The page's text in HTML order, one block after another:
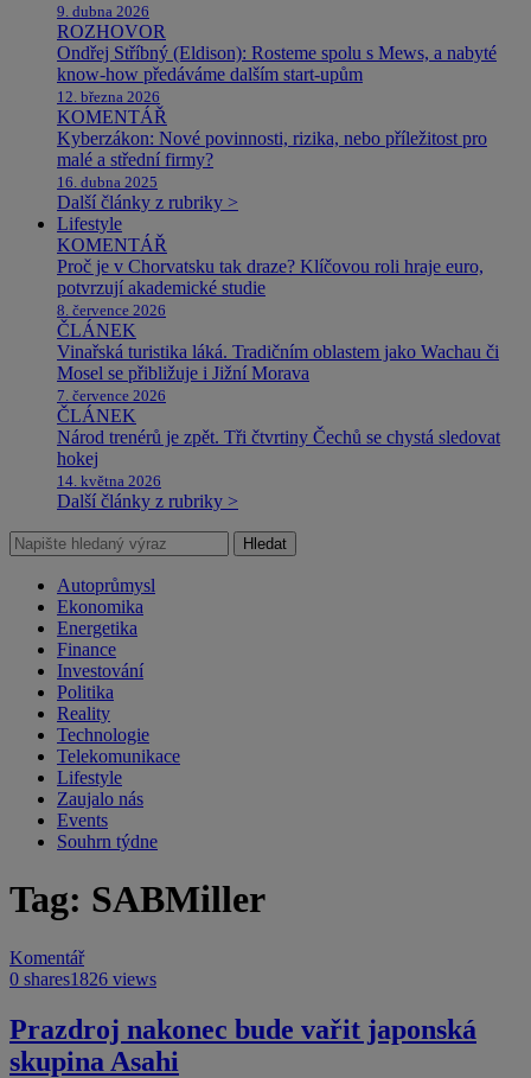
9. dubna 2026
ROZHOVOR
Ondřej Stříbný (Eldison): Rosteme spolu s Mews, a nabyté
know-how předáváme dalším start-upům
12. března 2026
KOMENTÁŘ
Kyberzákon: Nové povinnosti, rizika, nebo příležitost pro
malé a střední firmy?
16. dubna 2025
Další články z rubriky >
Lifestyle
KOMENTÁŘ
Proč je v Chorvatsku tak draze? Klíčovou roli hraje euro,
potvrzují akademické studie
8. července 2026
ČLÁNEK
Vinařská turistika láká. Tradičním oblastem jako Wachau či
Mosel se přibližuje i Jižní Morava
7. července 2026
ČLÁNEK
Národ trenérů je zpět. Tři čtvrtiny Čechů se chystá sledovat
hokej
14. května 2026
Další články z rubriky >
Hledat
Autoprůmysl
Ekonomika
Energetika
Finance
Investování
Politika
Reality
Technologie
Telekomunikace
Lifestyle
Zaujalo nás
Events
Souhrn týdne
Tag: SABMiller
Komentář
0 shares1826 views
Prazdroj nakonec bude vařit japonská
skupina Asahi